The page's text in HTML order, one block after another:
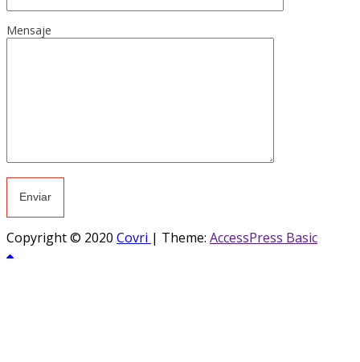
Mensaje
Copyright © 2020 Covri | Theme: AccessPress Basic